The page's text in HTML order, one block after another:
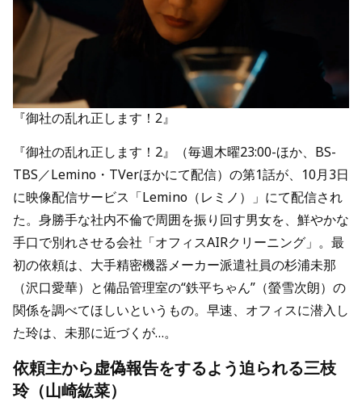
『御社の乱れ正します！2』
『御社の乱れ正します！2』（毎週木曜23:00-ほか、BS-
TBS／Lemino・TVerほかにて配信）の第1話が、10月3日
に映像配信サービス「Lemino（レミノ）」にて配信され
た。身勝手な社内不倫で周囲を振り回す男女を、鮮やかな
手口で別れさせる会社「オフィスAIRクリーニング」。最
初の依頼は、大手精密機器メーカー派遣社員の杉浦未那
（沢口愛華）と備品管理室の“鉄平ちゃん”（螢雪次朗）の
関係を調べてほしいというもの。早速、オフィスに潜入し
た玲は、未那に近づくが…。
依頼主から虚偽報告をするよう迫られる三枝
玲（山崎紘菜）